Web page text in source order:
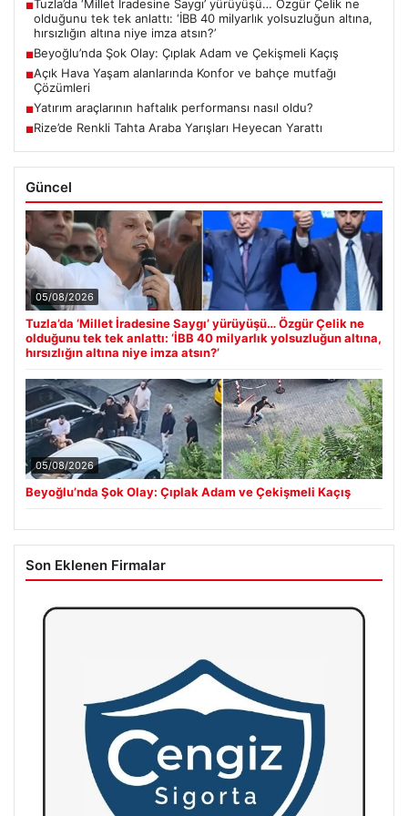
■Tuzla’da ‘Millet İradesine Saygı’ yürüyüşü… Özgür Çelik ne
olduğunu tek tek anlattı: ‘İBB 40 milyarlık yolsuzluğun altına,
hırsızlığın altına niye imza atsın?’
■Beyoğlu’nda Şok Olay: Çıplak Adam ve Çekişmeli Kaçış
■Açık Hava Yaşam alanlarında Konfor ve bahçe mutfağı
Çözümleri
■Yatırım araçlarının haftalık performansı nasıl oldu?
■Rize’de Renkli Tahta Araba Yarışları Heyecan Yarattı
Güncel
05/08/2026
Tuzla’da ‘Millet İradesine Saygı’ yürüyüşü… Özgür Çelik ne
olduğunu tek tek anlattı: ‘İBB 40 milyarlık yolsuzluğun altına,
hırsızlığın altına niye imza atsın?’
05/08/2026
Beyoğlu’nda Şok Olay: Çıplak Adam ve Çekişmeli Kaçış
Son Eklenen Firmalar